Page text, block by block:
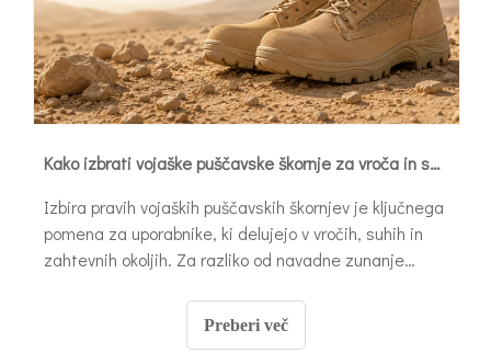
Kako izbrati vojaške puščavske škornje za vroča in suha okolja
Izbira pravih vojaških puščavskih škornjev je ključnega
pomena za uporabnike, ki delujejo v vročih, suhih in
zahtevnih okoljih. Za razliko od navadne zunanje
ravnovesje med zračnostjo, vzdržljivostjo, oprijemom,
zaščito in dolgotrajnim udobjem pri nošenju.
Preberi več